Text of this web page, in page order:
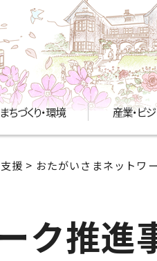
まちづくり・環境 産業・ビ
援 > おたがいさまネットワ
ク推